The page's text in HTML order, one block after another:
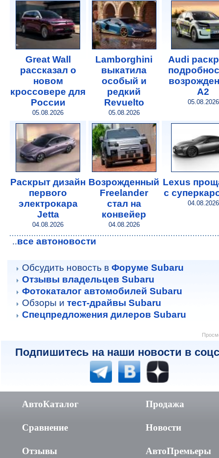
Great Wall
рассказал о
новом
кроссовере для
России
05.08.2026
Lamborghini
выкатила
особый и
редкий
Revuelto
05.08.2026
Audi
A2
05.08.2026
Раскрыт дизайн
первого
электрокара
Jetta
04.08.2026
Возрожденный
Freelander
стал на
конвейер
04.08.2026
Lexus
с
04.08.2026
..все автоновости
Обсудить новость в Форуме Subaru
Отзывы владельцев Subaru
Фотокаталог автомобилей Subaru
Обзоры и тест-драйвы Subaru
Спецпредложения дилеров Subaru
Подпишитесь на наши новости в
АвтоКаталог
Сравнение
Отзывы
Продажа
Новости
АвтоПремьеры